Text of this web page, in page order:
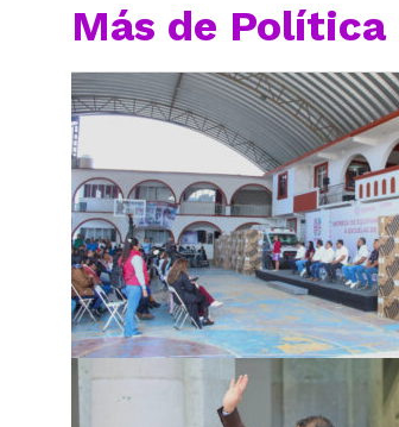
Más de Política